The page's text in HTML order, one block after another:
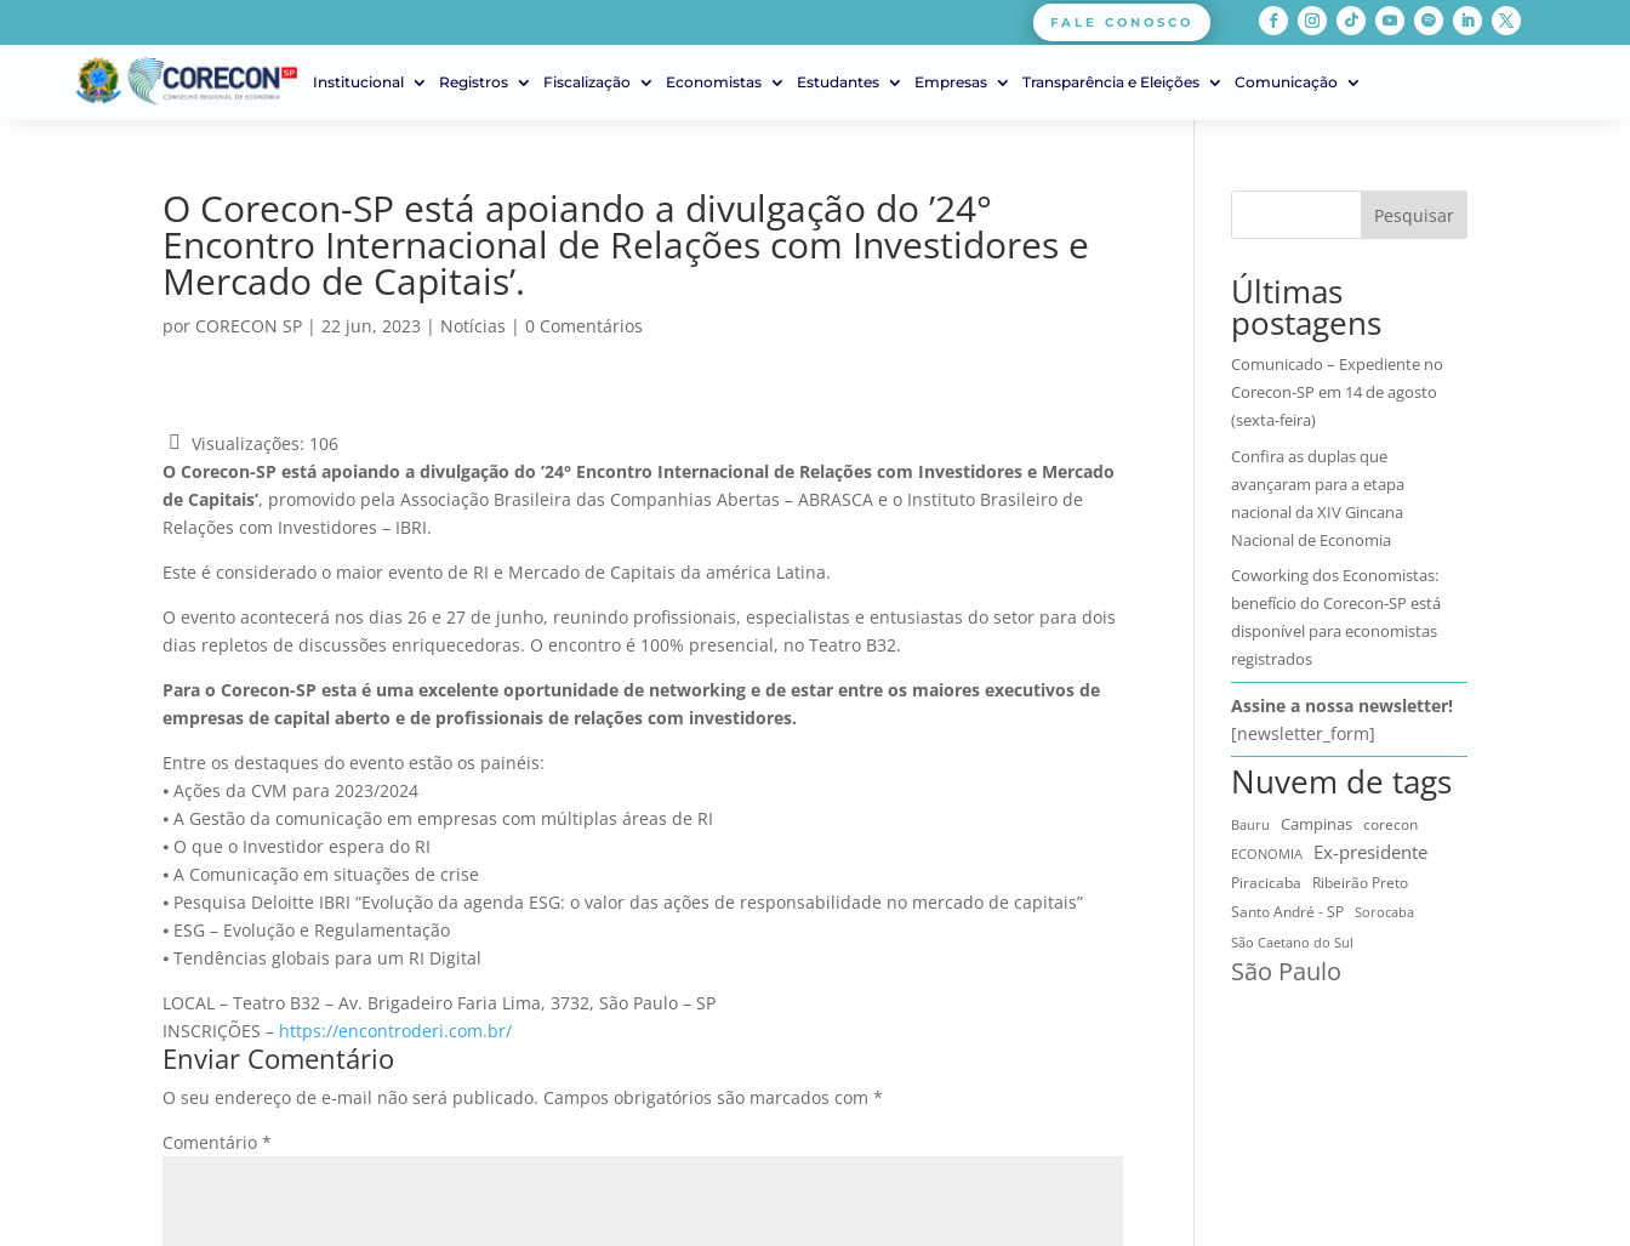
FALE CONOSCO
Institucional Registros Fiscalização Economistas Estudantes Empresas Transparência e Eleições Comunicação
O Corecon-SP está apoiando a divulgação do ’24°
Encontro Internacional de Relações com Investidores e
Mercado de Capitais’.
por CORECON SP |22 jun, 2023 | Notícias |0 Comentários
Visualizações: 106
O Corecon-SP está apoiando a divulgação do ’24° Encontro Internacional de Relações com Investidores e Mercado
de Capitais’, promovido pela Associação Brasileira das Companhias Abertas – ABRASCA e o Instituto Brasileiro de
Relações com Investidores – IBRI.
Este é considerado o maior evento de RI e Mercado de Capitais da américa Latina.
O evento acontecerá nos dias 26 e 27 de junho, reunindo profissionais, especialistas e entusiastas do setor para dois
dias repletos de discussões enriquecedoras. O encontro é 100% presencial, no Teatro B32.
Para o Corecon-SP esta é uma excelente oportunidade de networking e de estar entre os maiores executivos de
empresas de capital aberto e de profissionais de relações com investidores.
Entre os destaques do evento estão os painéis:
⦁ Ações da CVM para 2023/2024
⦁ A Gestão da comunicação em empresas com múltiplas áreas de RI
⦁ O que o Investidor espera do RI
⦁ A Comunicação em situações de crise
⦁ Pesquisa Deloitte IBRI “Evolução da agenda ESG: o valor das ações de responsabilidade no mercado de capitais”
⦁ ESG – Evolução e Regulamentação
⦁ Tendências globais para um RI Digital
LOCAL – Teatro B32 – Av. Brigadeiro Faria Lima, 3732, São Paulo – SP
INSCRIÇÕES – https://encontroderi.com.br/
Enviar Comentário
O seu endereço de e-mail não será publicado. Campos obrigatórios são marcados com*
Comentário*
Pesquisar
Últimas
postagens
Comunicado – Expediente no
Corecon-SP em 14 de agosto
(sexta-feira)
Confira as duplas que
avançaram para a etapa
nacional da XIV Gincana
Nacional de Economia
Coworking dos Economistas:
benefício do Corecon-SP está
disponível para economistas
registrados
Assine a nossa newsletter!
[newsletter_form]
Nuvem de tags
Bauru Campinas
corecon
ECONOMIA
Ex-presidente
Piracicaba
Ribeirão Preto
Santo André - SP
Sorocaba
São Caetano do Sul
São Paulo